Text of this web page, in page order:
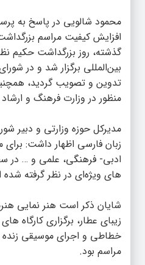
محمود شالویی در پاسخ به
افزایش کیفیت مراسم
گذشته، روز بزرگداشت حکیم
بین‌المللی برگزار شد و در
تدوین و تصویب گردید،
منظور در وزارت فرهنگ و
مدیرکل حوزه وزارتی و دبیر
زبان فارسی اظهار داشت:
ادبی- فرهنگی، علمی و … در
های ویژه‌ای در نظر گرفته
شایان ذکر است هنر نمایی
زیبای عطار، برگزاری کارگاه
خطاطی و اجرای موسیقی زنده
مراسم بود.